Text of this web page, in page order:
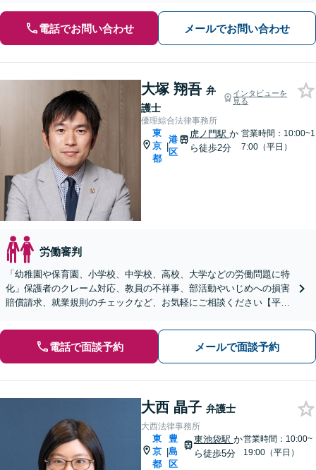
電話でお問い合わせ メールでお問い合わせ
大塚 翔吾 弁
護士
インタビューを
見る
優理綜合法律事務所
東
京
都
|
港
区
虎ノ門駅 か
ら徒歩2分
営業時間：10:00~1
7:00（平日）
労働審判
「幼稚園や保育園、小学校、中学校、高校、大学などの労働問題に特
化」保護者のクレーム対応、教員の不祥事、部活動やいじめへの損害
賠償請求、就業規則のチェックなど、お気軽にご相談ください【平日
電話で面談予約 メールで面談予約
大西 晶子 弁護士
大西法律事務所
東
京
都
|
豊
島
区
東池袋駅 か
ら徒歩5分
営業時間：10:00~
19:00（平日）